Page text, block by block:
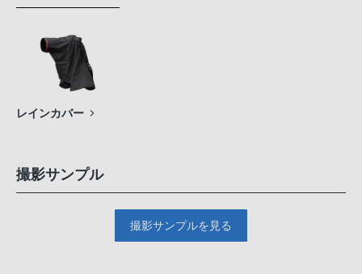
レインカバー
撮影サンプル
撮影サンプルを見る